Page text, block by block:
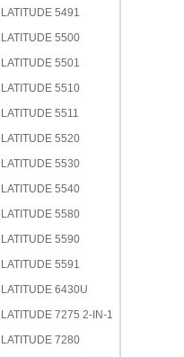
LATITUDE 5491
LATITUDE 5500
LATITUDE 5501
LATITUDE 5510
LATITUDE 5511
LATITUDE 5520
LATITUDE 5530
LATITUDE 5540
LATITUDE 5580
LATITUDE 5590
LATITUDE 5591
LATITUDE 6430U
LATITUDE 7275 2-IN-1
LATITUDE 7280